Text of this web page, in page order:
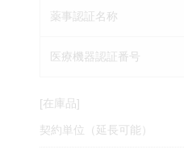
薬事認証名称
医療機器認証番号
[在庫品]
契約単位（延長可能）